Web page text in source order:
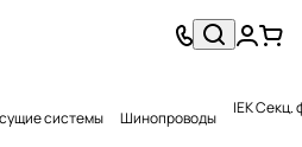
системы Шинопроводы IEK Секц.